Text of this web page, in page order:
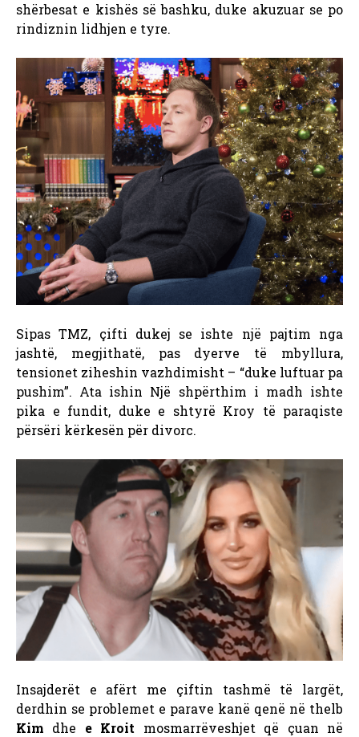
shërbesat e kishës së bashku, duke akuzuar se po
rindiznin lidhjen e tyre.
Sipas TMZ, çifti dukej se ishte një pajtim nga
jashtë, megjithatë, pas dyerve të mbyllura,
tensionet ziheshin vazhdimisht – “duke luftuar pa
pushim”. Ata ishin Një shpërthim i madh ishte
pika e fundit, duke e shtyrë Kroy të paraqiste
përsëri kërkesën për divorc.
Insajderët e afërt me çiftin tashmë të largët,
derdhin se problemet e parave kanë qenë në thelb
Kim dhe e Kroit mosmarrëveshjet që çuan në